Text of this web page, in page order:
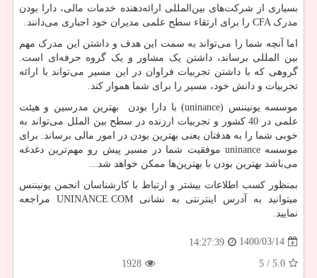
بسیاری از شرکت‌های بین‌المللی ارائه‌دهنده خدمات مالی، دارا بودن
مدرک CFA را برای ارتقاء سطح علمی مدیران خود اجباری می‌دانند.
اما آنچه شما را می‌تواند به سمت این هدف و داشتن این مدرک مهم
بین المللی برساند، داشتن یک مشاور و یک گروه حرفه‌ای است.
گروهی که با داشتن تجربیات فراوان در این مسیر می‌تواند با ارائه
تجربیات و دانش خود، مسیر را برای شما هموار کند.
موسسه یونیننس (uninance) با دارا بودن بهترین مدرسین و هیئت
علمی در 40 کشور و تجربیات ارزنده در سطح بین الملل می‌تواند به
خوبی شما را به هدفتان یعنی بهترین بودن در امور مالی برساند. برای
موسسهuninance موفقیت شما در مسیر پیش رو مهم‌ترین دغدغه
می‌باشد بهترین بودن با بهترین‌ها ممکن خواهد شد...
بمنظور کسب اطلاعات بیشتر و ارتباط با کارشناسان انجمن یونیننس
میتوانید به آدرس اینترنتی به نشانیUNINANCE.COM مراجعه
نمایید.
1400/03/14
14:27:39
5.0
/ 5
1928